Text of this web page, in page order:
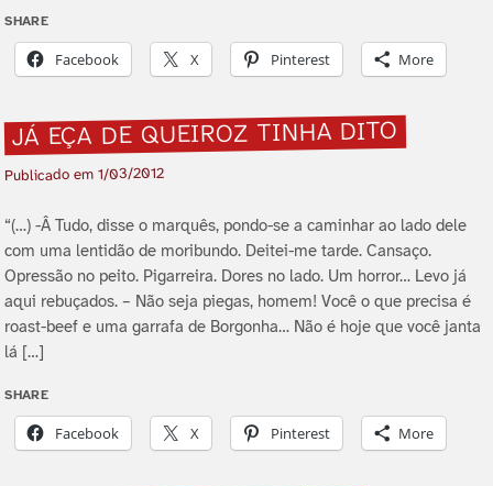
SHARE
Facebook X Pinterest More
JÁ EÇA DE QUEIROZ TINHA DITO
Publicado em1/03/2012
“(…) -Â Tudo, disse o marquês, pondo-se a caminhar ao lado dele
com uma lentidão de moribundo. Deitei-me tarde. Cansaço.
Opressão no peito. Pigarreira. Dores no lado. Um horror… Levo já
aqui rebuçados. – Não seja piegas, homem! Você o que precisa é
roast-beef e uma garrafa de Borgonha… Não é hoje que você janta
lá […]
SHARE
Facebook X Pinterest More